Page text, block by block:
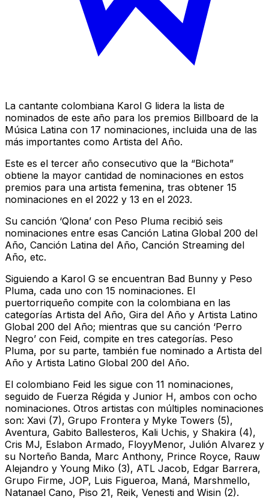
La cantante colombiana Karol G lidera la lista de
nominados de este año para los premios Billboard de la
Música Latina con 17 nominaciones, incluida una de las
más importantes como Artista del Año.
Este es el tercer año consecutivo que la “Bichota”
obtiene la mayor cantidad de nominaciones en estos
premios para una artista femenina, tras obtener 15
nominaciones en el 2022 y 13 en el 2023.
Su canción ‘Qlona’ con Peso Pluma recibió seis
nominaciones entre esas Canción Latina Global 200 del
Año, Canción Latina del Año, Canción Streaming del
Año, etc.
Siguiendo a Karol G se encuentran Bad Bunny y Peso
Pluma, cada uno con 15 nominaciones. El
puertorriqueño compite con la colombiana en las
categorías Artista del Año, Gira del Año y Artista Latino
Global 200 del Año; mientras que su canción ‘Perro
Negro’ con Feid, compite en tres categorías. Peso
Pluma, por su parte, también fue nominado a Artista del
Año y Artista Latino Global 200 del Año.
El colombiano Feid les sigue con 11 nominaciones,
seguido de Fuerza Régida y Junior H, ambos con ocho
nominaciones. Otros artistas con múltiples nominaciones
son: Xavi (7), Grupo Frontera y Myke Towers (5),
Aventura, Gabito Ballesteros, Kali Uchis, y Shakira (4),
Cris MJ, Eslabon Armado, FloyyMenor, Julión Alvarez y
su Norteño Banda, Marc Anthony, Prince Royce, Rauw
Alejandro y Young Miko (3), ATL Jacob, Edgar Barrera,
Grupo Firme, JOP, Luis Figueroa, Maná, Marshmello,
Natanael Cano, Piso 21, Reik, Venesti and Wisin (2).